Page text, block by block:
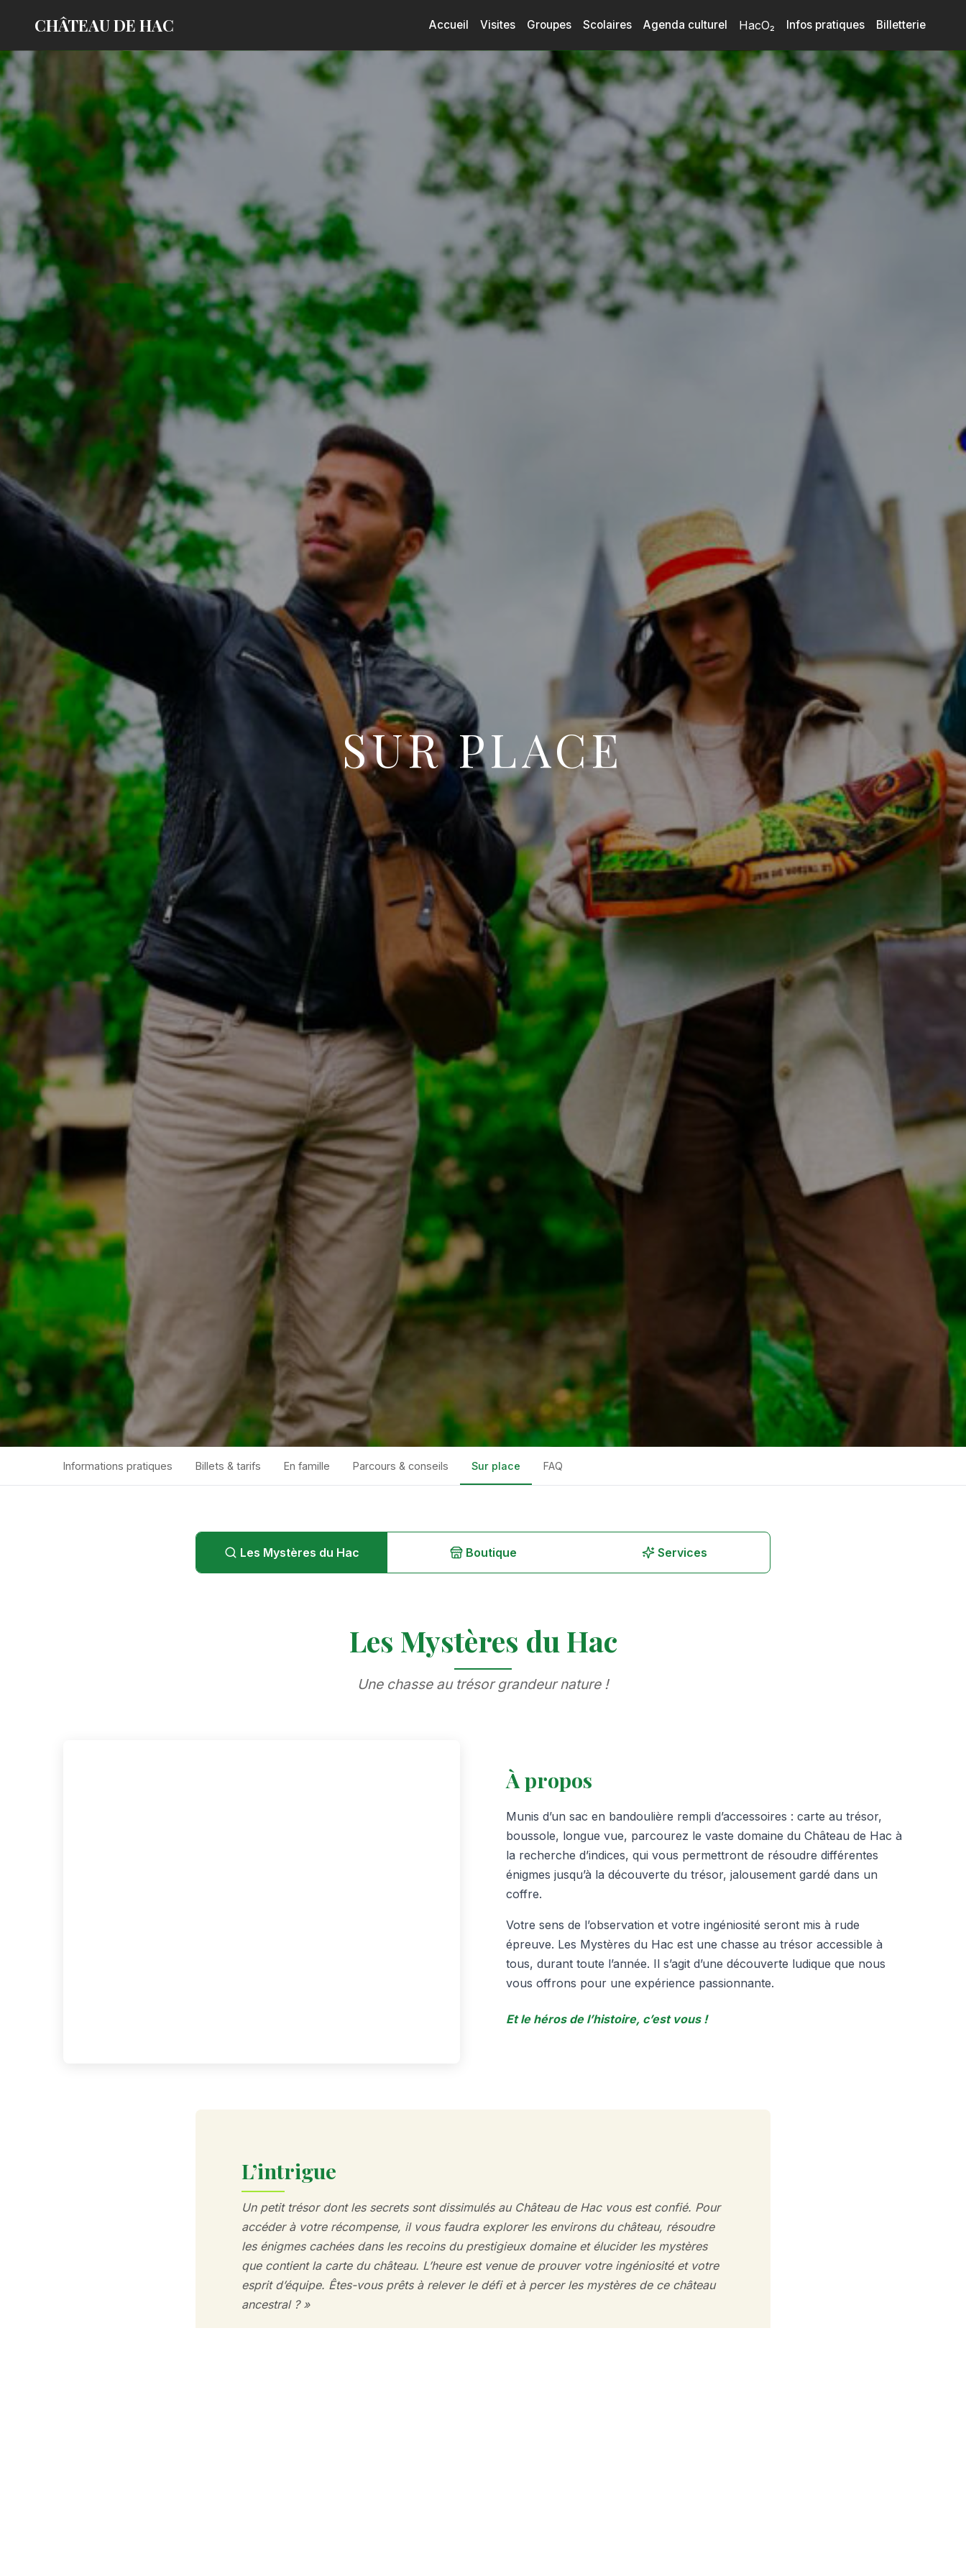
CHÂTEAU DE HAC Accueil Visites Groupes Scolaires Agenda culturel HacO₂ Infos pratiques Billetterie
SUR PLACE
Informations pratiques Billets & tarifs En famille Parcours & conseils Sur place FAQ
Les Mystères du Hac Boutique Services
Les Mystères du Hac
Une chasse au trésor grandeur nature !
À propos
Munis d’un sac en bandoulière rempli d’accessoires : carte au trésor,
boussole, longue vue, parcourez le vaste domaine du Château de Hac à
la recherche d’indices, qui vous permettront de résoudre différentes
énigmes jusqu’à la découverte du trésor, jalousement gardé dans un
coffre.
Votre sens de l’observation et votre ingéniosité seront mis à rude
épreuve. Les Mystères du Hac est une chasse au trésor accessible à
tous, durant toute l’année. Il s’agit d’une découverte ludique que nous
vous offrons pour une expérience passionnante.
Et le héros de l’histoire, c’est vous !
L’intrigue
Un petit trésor dont les secrets sont dissimulés au Château de Hac vous est confié. Pour
accéder à votre récompense, il vous faudra explorer les environs du château, résoudre
les énigmes cachées dans les recoins du prestigieux domaine et élucider les mystères
que contient la carte du château. L’heure est venue de prouver votre ingéniosité et votre
esprit d’équipe. Êtes-vous prêts à relever le défi et à percer les mystères de ce château
ancestral ? »